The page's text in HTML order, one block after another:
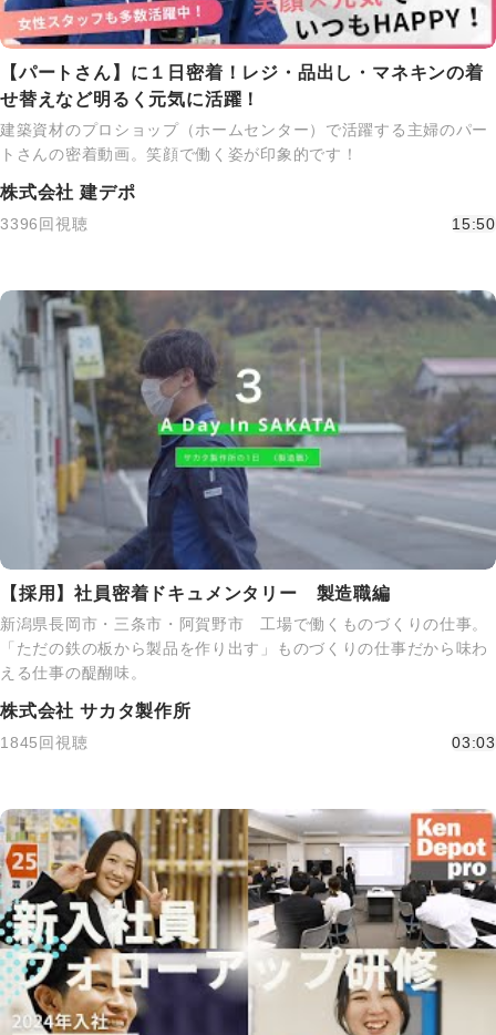
【パートさん】に１日密着！レジ・品出し・マネキンの着
せ替えなど明るく元気に活躍！
建築資材のプロショップ（ホームセンター）で活躍する主婦のパー
トさんの密着動画。笑顔で働く姿が印象的です！
株式会社 建デポ
3396回視聴 15:50
【採用】社員密着ドキュメンタリー 製造職編
新潟県長岡市・三条市・阿賀野市 工場で働くものづくりの仕事。
「ただの鉄の板から製品を作り出す」ものづくりの仕事だから味わ
える仕事の醍醐味。
株式会社 サカタ製作所
1845回視聴 03:03